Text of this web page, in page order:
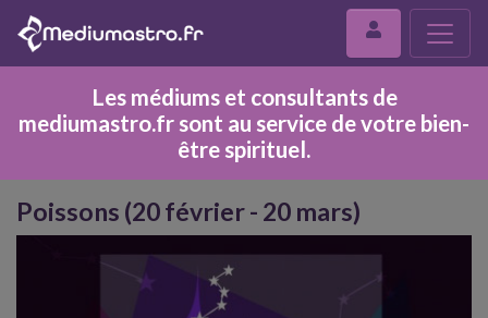
Les médiums et consultants de
mediumastro.fr sont au service de votre bien-
être spirituel.
Poissons (20 février - 20 mars)